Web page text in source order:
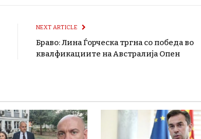
NEXT ARTICLE
Браво: Лина Ѓорческа тргна со победа во
квалфикациите на Австралија Опен